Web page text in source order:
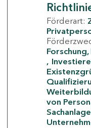
Förderart:
von